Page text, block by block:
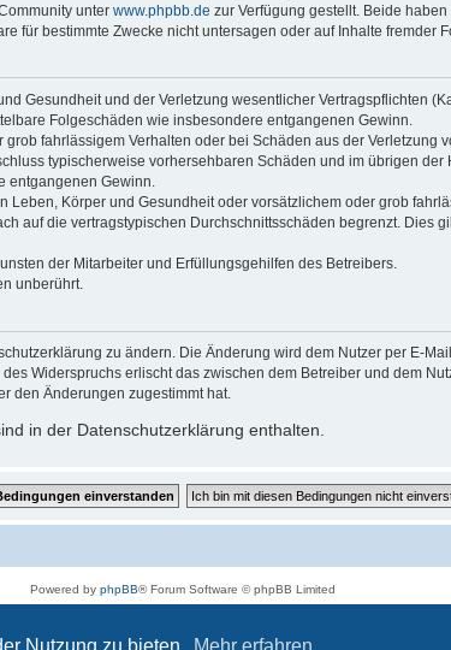
unter www.phpbb.de zur Verfügung gestellt. Beide
für bestimmte Zwecke nicht untersagen oder auf Inhalte fremder
Gesundheit und der Verletzung wesentlicher Vertragspflichten
Folgeschäden wie insbesondere entgangenen Gewinn.
fahrlässigem Verhalten oder bei Schäden aus der Verletzung
typischerweise vorhersehbaren Schäden und im übrigen
entgangenen Gewinn.
Körper und Gesundheit oder vorsätzlichem oder grob
auf die vertragstypischen Durchschnittsschäden begrenzt. Dies
der Mitarbeiter und Erfüllungsgehilfen des Betreibers.
unberührt.
zu ändern. Die Änderung wird dem Nutzer per E-
Widerspruchs erlischt das zwischen dem Betreiber und dem
den Änderungen zugestimmt hat.
in der Datenschutzerklärung enthalten.
Powered by phpBB® Forum Software © phpBB Limited